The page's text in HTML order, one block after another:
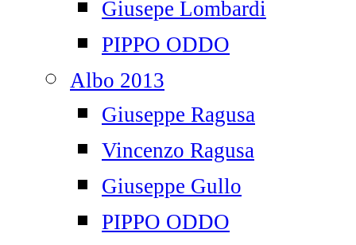
Giusepe Lombardi
PIPPO ODDO
Albo 2013
Giuseppe Ragusa
Vincenzo Ragusa
Giuseppe Gullo
PIPPO ODDO